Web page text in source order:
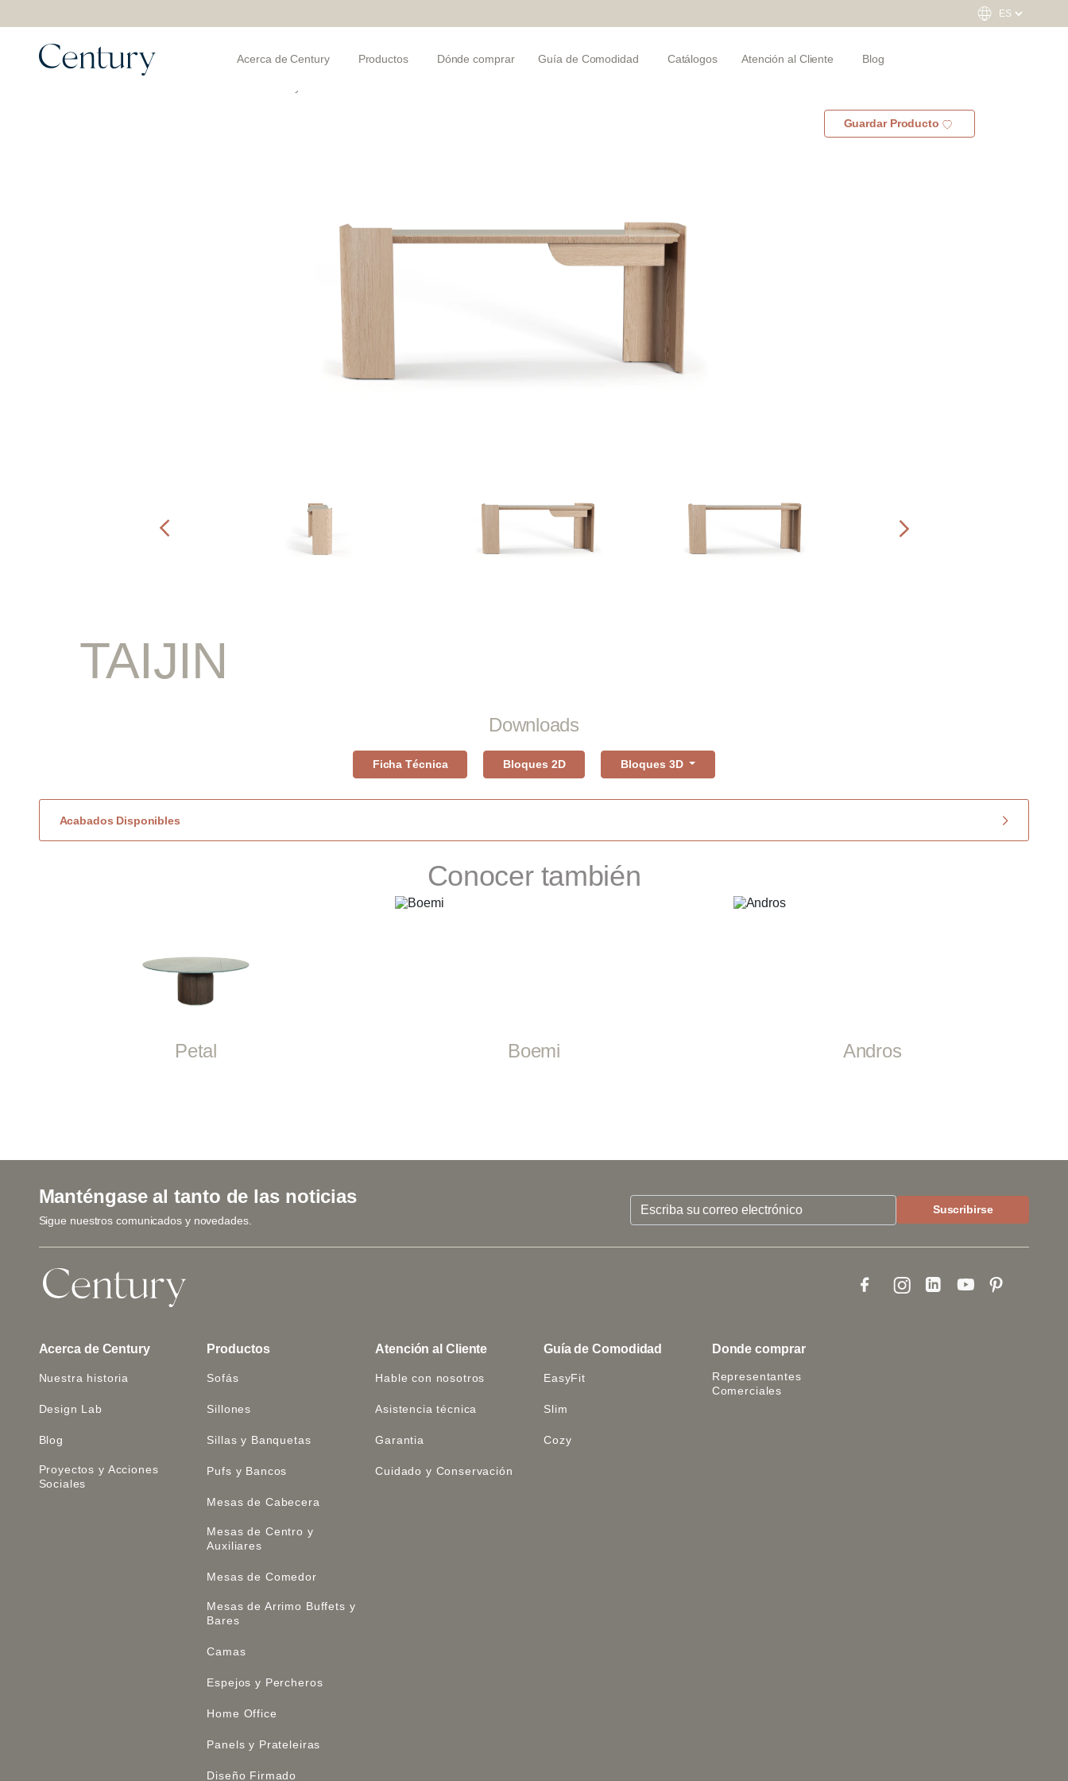
Acerca de Century Productos Dónde comprar Guía de Comodidad Catálogos Atención al Cliente Blog
Guardar Producto
TAIJIN
Downloads
Ficha Técnica Bloques 2D Bloques 3D
Acabados Disponibles
Conocer también
Petal Boemi Andros
Manténgase al tanto de las noticias
Sigue nuestros comunicados y novedades.
Acerca de Century
Nuestra historia
Design Lab
Blog
Proyectos y Acciones
Sociales
Productos
Sofás
Sillones
Sillas y Banquetas
Pufs y Bancos
Mesas de Cabecera
Mesas de Centro y
Auxiliares
Mesas de Comedor
Mesas de Arrimo Buffets y
Bares
Camas
Espejos y Percheros
Home Office
Panels y Prateleiras
Diseño Firmado
Atención al Cliente
Hable con nosotros
Asistencia técnica
Garantia
Cuidado y Conservación
Guía de Comodidad
EasyFit
Slim
Cozy
Donde comprar
Representantes
Comerciales